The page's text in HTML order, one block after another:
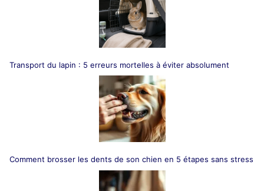
Transport du lapin : 5 erreurs mortelles à éviter absolument
Comment brosser les dents de son chien en 5 étapes sans stress